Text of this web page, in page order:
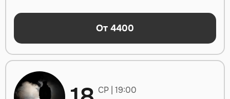
От 4400
СР | 19:00